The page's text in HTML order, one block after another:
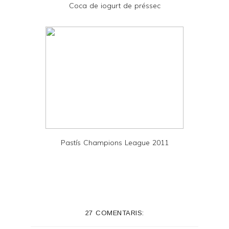
Coca de iogurt de préssec
Pastís Champions League 2011
27 COMENTARIS: